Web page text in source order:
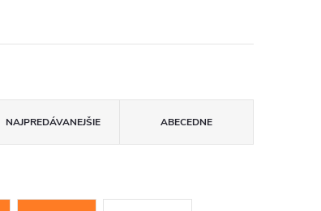
NAJPREDÁVANEJŠIE ABECEDNE